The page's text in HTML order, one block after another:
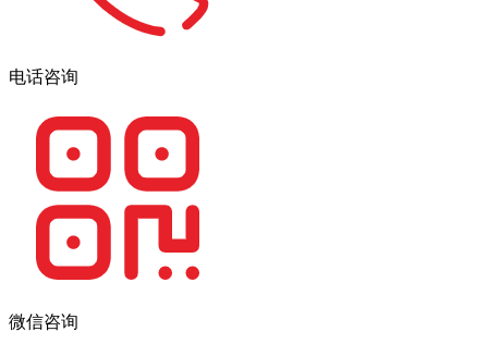
电话咨询
微信咨询